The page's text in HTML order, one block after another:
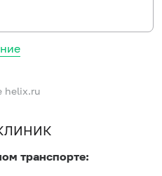
helix.ru
транспорте: